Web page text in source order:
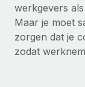
werkgevers
Maar je moet
zorgen dat je
zodat